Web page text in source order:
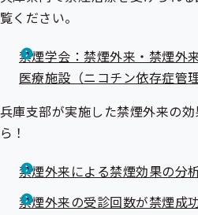
覧ください。
禁煙学会：禁煙外来・禁煙外
医療施設（ニコチン依存症管
兵庫支部が実施した禁煙外来の
ら！
禁煙外来による禁煙効果の分
禁煙外来の受診回数が禁煙成